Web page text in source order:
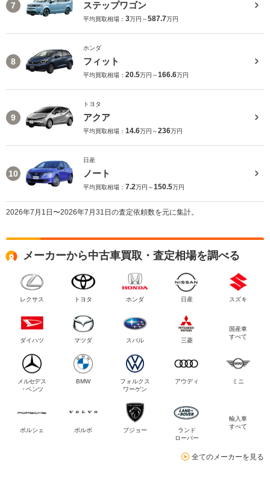
7 ステップワゴン
平均買取相場： 3万円～587.7万円
8
ホンダ
フィット
平均買取相場： 20.5万円～166.6万円
9
トヨタ
アクア
平均買取相場： 14.6万円～236万円
10
日産
ノート
平均買取相場： 7.2万円～150.5万円
2026年7月1日〜2026年7月31日の査定依頼数を元に集計。
メーカーから中古車買取・査定相場を調べる
レクサス トヨタ ホンダ 日産 スズキ
ダイハツ マツダ スバル 三菱
国産車
すべて
メルセデス
・ベンツ
BMW
フォルクス
ワーゲン
アウディ ミニ
ポルシェ ボルボ プジョー
ランド
ローバー
輸入車
すべて
全てのメーカーを見る